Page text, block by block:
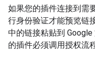
如果您的插件连接到需
行身份验证才能预览链
中的链接粘贴到
的插件必须调用授权流程